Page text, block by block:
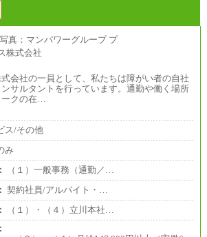
会社の一員として、私たちは障がい者の自社
サルタントを行っています。通勤や働く場所
ークの在…
ス/その他
み
（１）一般事務（通勤／…
契約社員/アルバイト・…
（１）・（４）立川本社…